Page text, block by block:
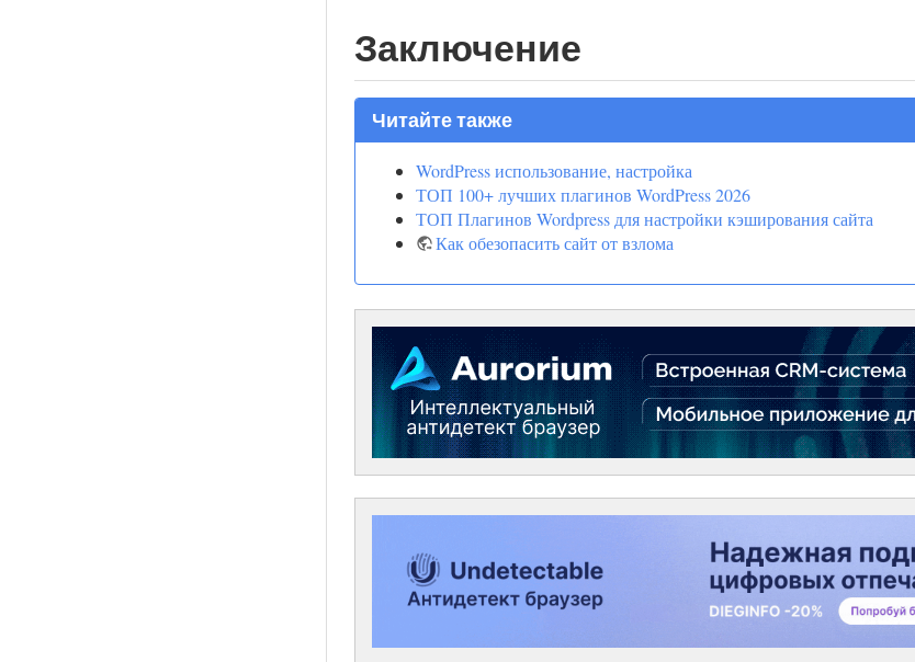
Заключение
Читайте также
WordPress использование, настройка
ТОП 100+ лучших плагинов WordPress 2026
ТОП Плагинов Wordpress для настройки кэширования сайта
Как обезопасить сайт от взлома